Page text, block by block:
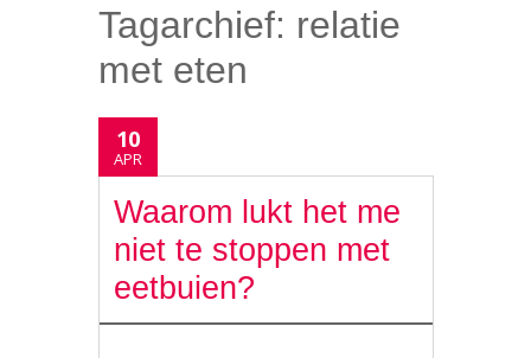
Tagarchief: relatie
met eten
10
APR
Waarom lukt het me
niet te stoppen met
eetbuien?